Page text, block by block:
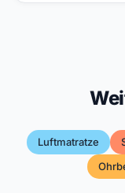
Luftmatratze